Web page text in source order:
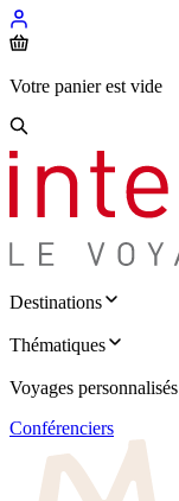
Votre panier est vide
Destinations
Thématiques
Voyages personnalisés
Conférenciers